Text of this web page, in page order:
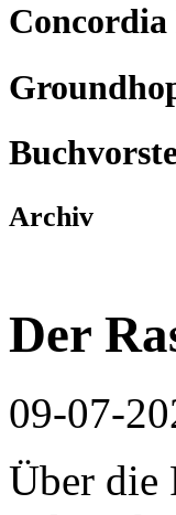
Concordia
Archiv
Der
09-07-
Über die